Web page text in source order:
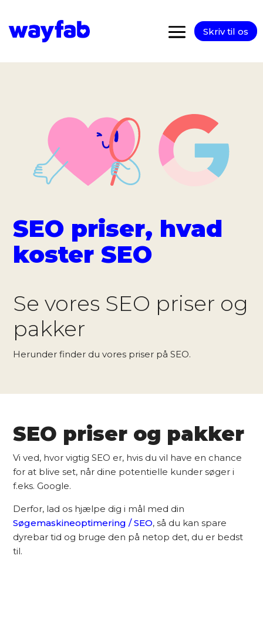
Skriv til os
SEO priser, hvad
koster SEO
Se vores SEO priser og
pakker
Herunder finder du vores priser på SEO.
SEO priser og pakker
Vi ved, hvor vigtig SEO er, hvis du vil have en chance
for at blive set, når dine potentielle kunder søger i
f.eks. Google.
Derfor, lad os hjælpe dig i mål med din
Søgemaskineoptimering / SEO, så du kan spare
dyrebar tid og bruge den på netop det, du er bedst
til.